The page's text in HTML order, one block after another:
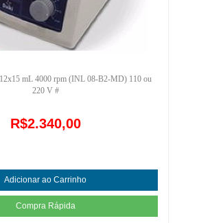
mL 4000 rpm (INL 08-B2-MD) 110 ou
220 V #
R$2.340,00